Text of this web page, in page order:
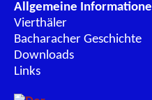
Allgemeine
Vierthäler
Bacharacher Geschichte
Downloads
Links